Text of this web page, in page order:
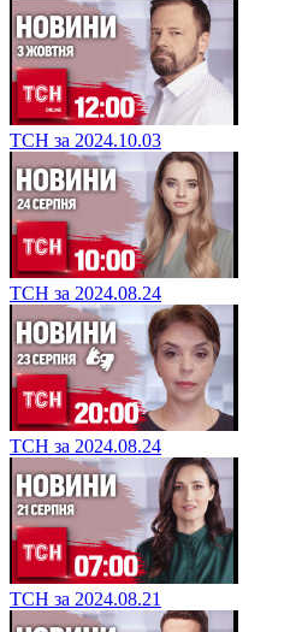
ТСН за 2024.10.03
ТСН за 2024.08.24
ТСН за 2024.08.24
ТСН за 2024.08.21